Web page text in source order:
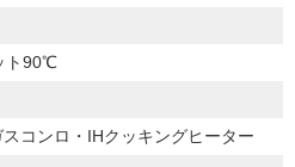
ト90℃
コンロ・IHクッキングヒーター